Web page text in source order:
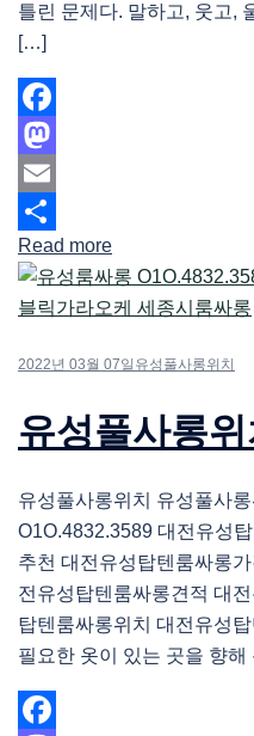
틀린 문제다. 말하고, 웃고,
[…]
Facebook
Mastodon
Email
Share
Read more
2022년 03월 07일 유성풀사롱위치
유성풀사롱위
유성풀사롱위치 유성풀사
O1O.4832.3589 대전유성
추천 대전유성탑텐룸싸롱
전유성탑텐룸싸롱견적 대
탑텐룸싸롱위치 대전유성
필요한 옷이 있는 곳을 향